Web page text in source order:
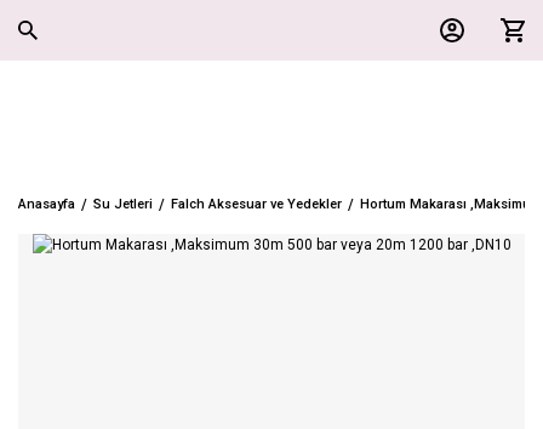
Anasayfa Su Jetleri Falch Aksesuar ve Yedekler Hortum Makarası